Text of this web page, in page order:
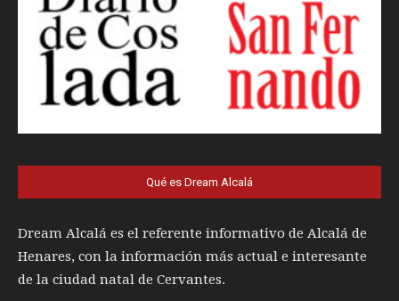
Qué es Dream Alcalá
Dream Alcalá es el referente informativo de Alcalá de
Henares, con la información más actual e interesante
de la ciudad natal de Cervantes.